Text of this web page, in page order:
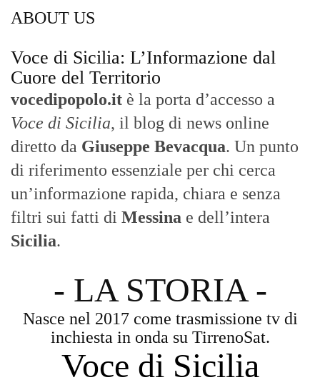
ABOUT US
Voce di Sicilia: L’Informazione dal
Cuore del Territorio
vocedipopolo.it è la porta d’accesso a
Voce di Sicilia, il blog di news online
diretto da Giuseppe Bevacqua. Un punto
di riferimento essenziale per chi cerca
un’informazione rapida, chiara e senza
filtri sui fatti di Messina e dell’intera
Sicilia.
- LA STORIA -
Nasce nel 2017 come trasmissione tv di
inchiesta in onda su TirrenoSat.
Voce di Sicilia